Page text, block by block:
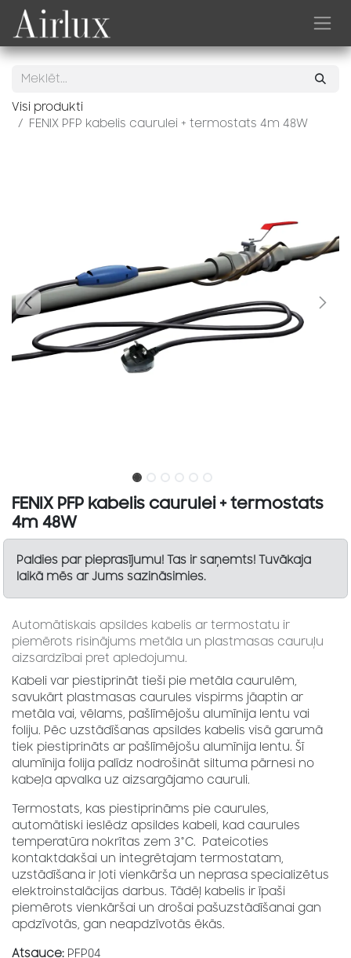
Skip to Content
Visi produkti
FENIX PFP kabelis caurulei + termostats 4m 48W
FENIX PFP kabelis caurulei + termostats
4m 48W
Paldies par pieprasījumu! Tas ir saņemts! Tuvākaja
laikā mēs ar Jums sazināsimies.
Automātiskais apsildes kabelis ar termostatu ir
piemērots risinājums metāla un plastmasas cauruļu
aizsardzībai pret apledojumu.
Kabeli var piestiprināt tieši pie metāla caurulēm,
savukārt plastmasas caurules vispirms jāaptin ar
metāla vai, vēlams, pašlīmējošu alumīnija lentu vai
foliju. Pēc uzstādīšanas apsildes kabelis visā garumā
tiek piestiprināts ar pašlīmējošu alumīnija lentu. Šī
alumīnija folija palīdz nodrošināt siltuma pārnesi no
kabeļa apvalka uz aizsargājamo cauruli.
Termostats, kas piestiprināms pie caurules,
automātiski ieslēdz apsildes kabeli, kad caurules
temperatūra nokrītas zem 3°C. Pateicoties
kontaktdakšai un integrētajam termostatam,
uzstādīšana ir ļoti vienkārša un neprasa specializētus
elektroinstalācijas darbus. Tādēļ kabelis ir īpaši
piemērots vienkāršai un drošai pašuzstādīšanai gan
apdzīvotās, gan neapdzīvotās ēkās.
Atsauce: PFP04